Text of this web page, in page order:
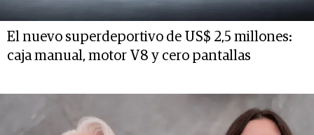
El nuevo superdeportivo de US$ 2,5 millones:
caja manual, motor V8 y cero pantallas